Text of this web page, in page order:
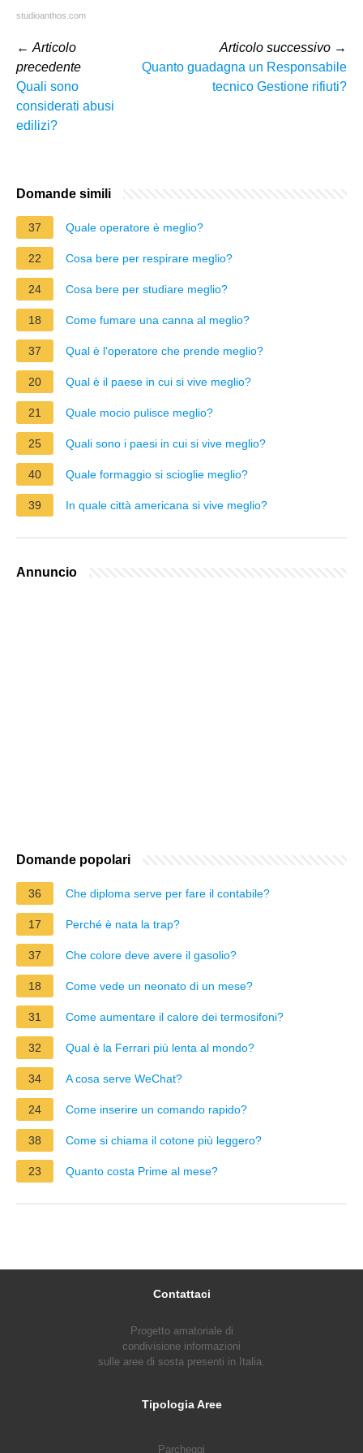
studioanthos.com
← Articolo
precedente
Quali sono
considerati abusi
edilizi?
Articolo successivo →
Quanto guadagna un Responsabile
tecnico Gestione rifiuti?
Domande simili
37 Quale operatore è meglio?
22 Cosa bere per respirare meglio?
24 Cosa bere per studiare meglio?
18 Come fumare una canna al meglio?
37 Qual è l'operatore che prende meglio?
20 Qual è il paese in cui si vive meglio?
21 Quale mocio pulisce meglio?
25 Quali sono i paesi in cui si vive meglio?
40 Quale formaggio si scioglie meglio?
39 In quale città americana si vive meglio?
Annuncio
Domande popolari
36 Che diploma serve per fare il contabile?
17 Perché è nata la trap?
37 Che colore deve avere il gasolio?
18 Come vede un neonato di un mese?
31 Come aumentare il calore dei termosifoni?
32 Qual è la Ferrari più lenta al mondo?
34 A cosa serve WeChat?
24 Come inserire un comando rapido?
38 Come si chiama il cotone più leggero?
23 Quanto costa Prime al mese?
Contattaci
Progetto amatoriale di
condivisione informazioni
sulle aree di sosta presenti in Italia.
Tipologia Aree
Parcheggi